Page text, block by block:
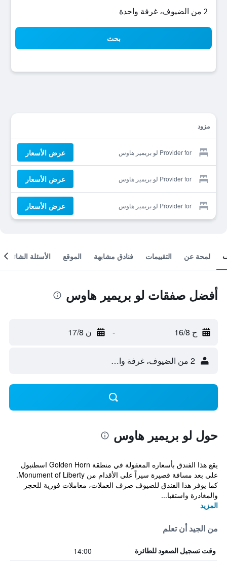
2 من الضيوف، غرفة واحدة
بحث
مزود
Provider for لو بريمير هاوس عرض الأسعار
Provider for لو بريمير هاوس عرض الأسعار
Provider for لو بريمير هاوس عرض الأسعار
لمحة عن التقييمات فنادق مشابهة الموقع الأسئلة الشائعة
أفضل صفقات لو بريمير هاوس
ح 16/8 - ن 17/8
2 من الضيوف، غرفة واحدة
حول لو بريمير هاوس
يقع هذا الفندق بأسعاره المعقولة في منطقة Golden Horn اسطنبول
على بعد مسافة قصيرة سيراً على الأقدام من Monument of Liberty.
كما يوفر هذا الفندق للضيوف صرف العملات، معاملات فورية للحجز
والمغادرة واستقبا...
المزيد
من الجيد أن تعلم
وقت تسجيل الصعود للطائرة 14:00